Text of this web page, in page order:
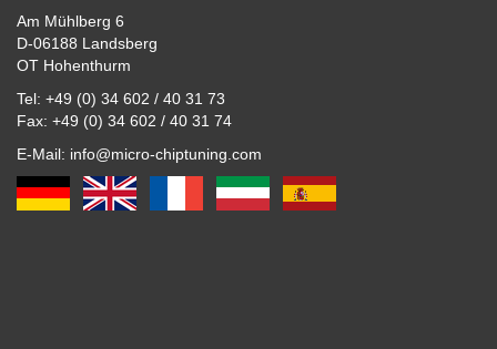
Am Mühlberg 6
D-06188 Landsberg
OT Hohenthurm
Tel: +49 (0) 34 602 / 40 31 73
Fax: +49 (0) 34 602 / 40 31 74
E-Mail: info@micro-chiptuning.com